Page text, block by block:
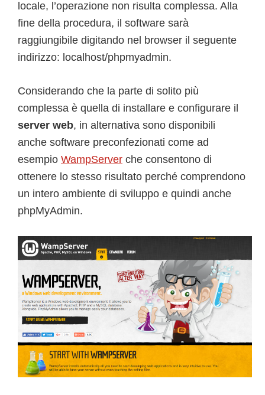
locale, l’operazione non risulta complessa. Alla
fine della procedura, il software sarà
raggiungibile digitando nel browser il seguente
indirizzo: localhost/phpmyadmin.
Considerando che la parte di solito più
complessa è quella di installare e configurare il
server web, in alternativa sono disponibili
anche software preconfezionati come ad
esempio WampServer che consentono di
ottenere lo stesso risultato perché comprendono
un intero ambiente di sviluppo e quindi anche
phpMyAdmin.